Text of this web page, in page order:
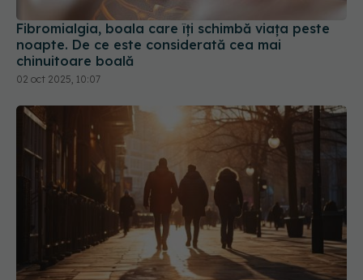
Fibromialgia, boala care îți schimbă viața peste
noapte. De ce este considerată cea mai
chinuitoare boală
02 oct 2025, 10:07